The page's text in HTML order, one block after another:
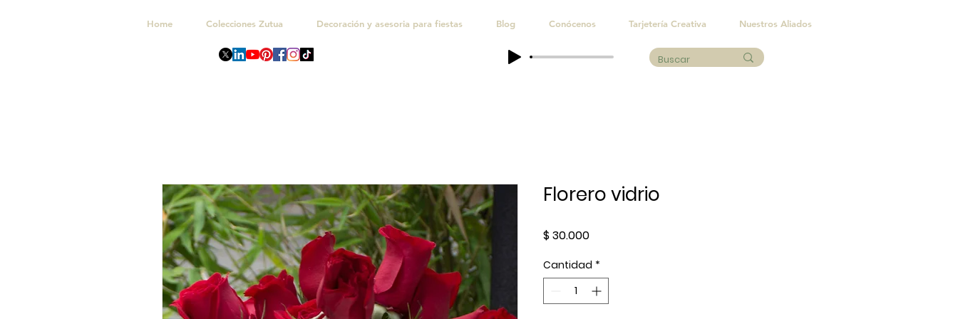
Home Colecciones Zutua Decoración y asesoria para fiestas Blog Conócenos Tarjetería Creativa Nuestros Aliados
Florero vidrio
$ 30.000Precio
Cantidad *